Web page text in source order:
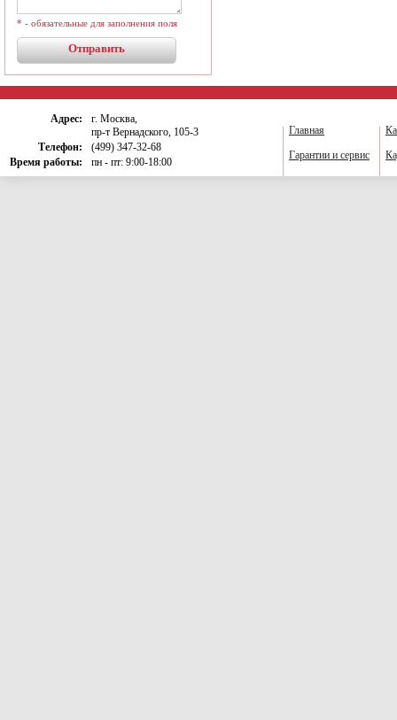
* - обязательные для заполнения поля
Адрес:
г. Москва,
пр-т Вернадского, 105-3
Телефон:
(499) 347-32-68
Время работы:
пн - пт: 9:00-18:00
Главная
Гарантии и сервис